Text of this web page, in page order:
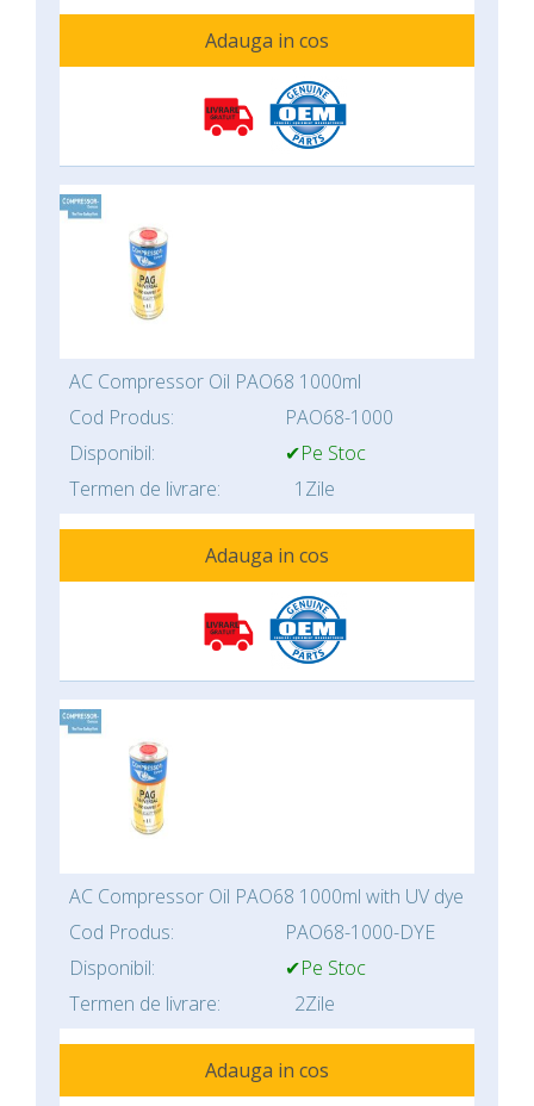
Adauga in cos
AC Compressor Oil PAO68 1000ml
Cod Produs:
PAO68-1000
Disponibil:
✔Pe Stoc
Termen de livrare:
1Zile
Adauga in cos
AC Compressor Oil PAO68 1000ml with UV dye
Cod Produs:
PAO68-1000-DYE
Disponibil:
✔Pe Stoc
Termen de livrare:
2Zile
Adauga in cos